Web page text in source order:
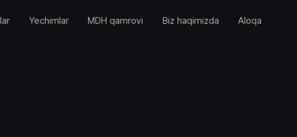
Yechimlar MDH qamrovi Biz haqimizda Aloqa